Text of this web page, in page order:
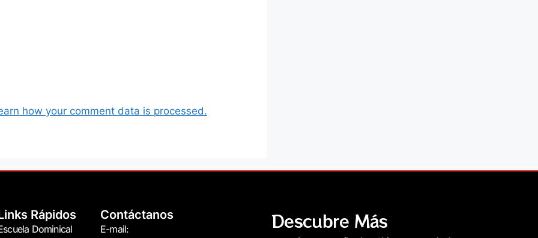
how your comment data is processed.
Rápidos
Dominical
Contáctanos
E-mail:
Descubre Más